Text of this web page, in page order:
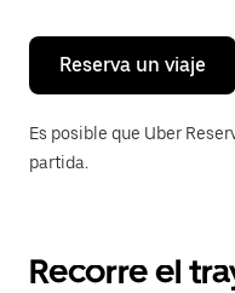
Reserva un viaje
Es posible que Uber
partida.
Recorre el